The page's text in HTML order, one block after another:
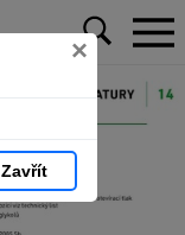
×
Zavřít